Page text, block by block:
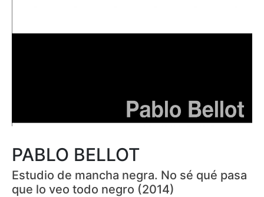
PABLO BELLOT
Estudio de mancha negra. No sé qué pasa
que lo veo todo negro (2014)